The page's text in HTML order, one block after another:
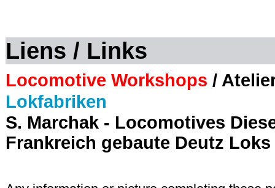
Liens / Links
Locomotive Workshops /
Lokfabriken
S. Marchak - Locomotives
Frankreich gebaute Deutz Loks